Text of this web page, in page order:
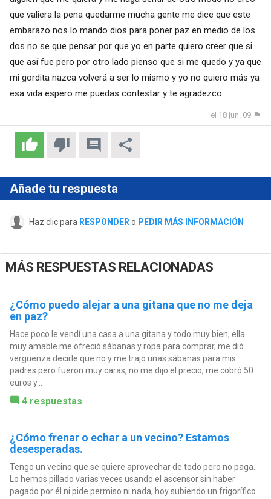
que valiera la pena quedarme mucha gente me dice que este
embarazo nos lo mando dios para poner paz en medio de los
dos no se que pensar por que yo en parte quiero creer que si
que así fue pero por otro lado pienso que si me quedo y ya que
mi gordita nazca volverá a ser lo mismo y yo no quiero más ya
esa vida espero me puedas contestar y te agradezco
el 18 jun. 09
Añade tu respuesta
Haz clic para RESPONDER o PEDIR MÁS INFORMACIÓN
MÁS RESPUESTAS RELACIONADAS
¿Cómo puedo alejar a una gitana que no me deja
en paz?
Hace poco le vendí una casa a una gitana y todo muy bien, ella
muy amable me ofreció sábanas y ropa para comprar, me dió
vergüenza decirle que no y me trajo unas sábanas para mis
padres pero fueron muy caras, no me dijo el precio, me cobró 50
euros y...
4 respuestas
¿Cómo frenar o echar a un vecino? Estamos
desesperadas.
Tengo un vecino que se quiere aprovechar de todo pero no paga.
Lo hemos pillado varias veces usando el ascensor sin haber
pagado por él ni pide permiso ni nada, hoy subiendo un frigorífico